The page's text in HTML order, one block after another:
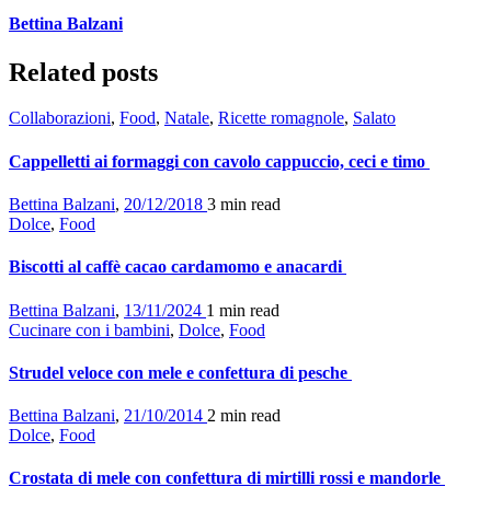
Bettina Balzani
Related posts
Collaborazioni, Food, Natale, Ricette romagnole, Salato
Cappelletti ai formaggi con cavolo cappuccio, ceci e timo
Bettina Balzani, 20/12/2018 3 min read
Dolce, Food
Biscotti al caffè cacao cardamomo e anacardi
Bettina Balzani, 13/11/2024 1 min read
Cucinare con i bambini, Dolce, Food
Strudel veloce con mele e confettura di pesche
Bettina Balzani, 21/10/2014 2 min read
Dolce, Food
Crostata di mele con confettura di mirtilli rossi e mandorle